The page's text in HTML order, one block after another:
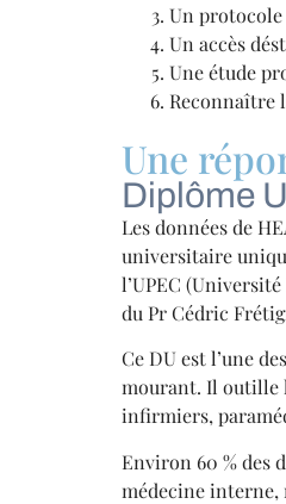
Un
Un accès
Une étude
Reconnaître
Une
Diplôme
Les données de
universitaire
l’UPEC
du Pr Cédric
Ce DU est l’une
mourant. Il outille
infirmiers,
Environ 60 % des
médecine interne,